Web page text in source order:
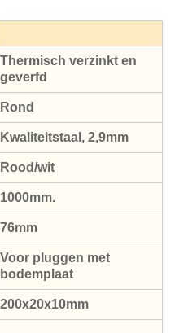
Thermisch verzinkt en
geverfd
Rond
Kwaliteitstaal, 2,9mm
Rood/wit
1000mm.
76mm
Voor pluggen met
bodemplaat
200x20x10mm